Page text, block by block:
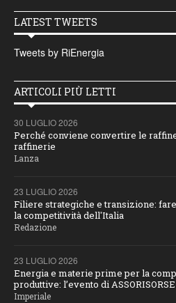
LATEST TWEETS
Tweets by RiEnergia
ARTICOLI PIÙ LETTI
30 LUGLIO 2026
Perché conviene convertire le
raffinerie
Lanza
23 LUGLIO 2026
Filiere strategiche e transizione:
la competitività dell'Italia
Redazione
23 LUGLIO 2026
Energia e materie prime per la
produttive: l’evento di ASSORISORSE
Imperiale